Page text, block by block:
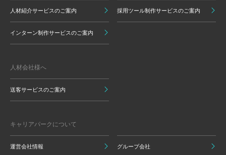
人材紹介サービスのご案内 採用ツール制作サービスのご案内
インターン制作サービスのご案内
人材会社様へ
送客サービスのご案内
キャリアパークについて
運営会社情報 グループ会社